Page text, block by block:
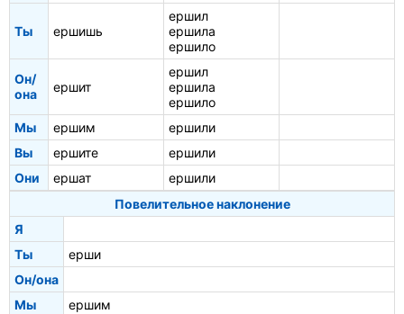
Ты ершишь
ершил
ершила
ершило
Он/
она
ершит
ершил
ершила
ершило
Мы
ершим
ершили
Вы
ершите
ершили
Они
ершат
ершили
Повелительное наклонение
Я
Ты
ерши
Он/она
Мы
ершим